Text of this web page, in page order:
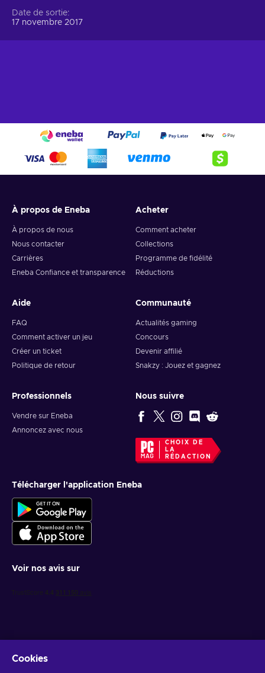
Date de sortie
17 novembre 2017
À propos de Eneba
À propos de nous
Nous contacter
Carrières
Eneba Confiance et transparence
Acheter
Comment acheter
Collections
Programme de fidélité
Réductions
Aide
FAQ
Comment activer un jeu
Créer un ticket
Politique de retour
Communauté
Actualités gaming
Concours
Devenir affilié
Snakzy : Jouez et gagnez
Professionnels
Vendre sur Eneba
Annoncez avec nous
Nous suivre
CHOIX DE
LA
RÉDACTION
Télécharger l'application Eneba
Voir nos avis sur
Cookies